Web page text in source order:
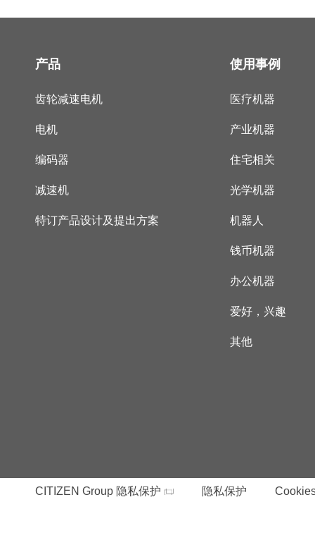
产品
齿轮减速电机
电机
编码器
减速机
特订产品设计及提出方案
使用事例
医疗机器
产业机器
住宅相关
光学机器
机器人
钱币机器
办公机器
爱好，兴趣
其他
CITIZEN Group 隐私保护 隐私保护